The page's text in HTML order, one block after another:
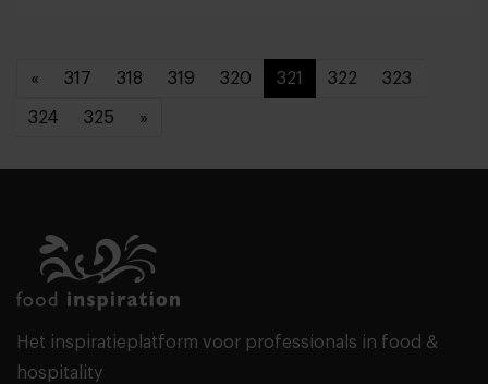
« 317 318 319 320 321 322 323
324 325 »
Het inspiratieplatform voor professionals in food &
hospitality